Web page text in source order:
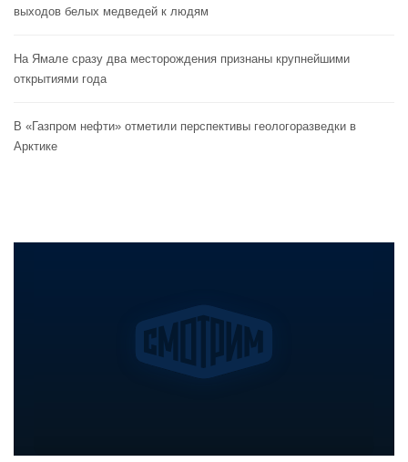
выходов белых медведей к людям
На Ямале сразу два месторождения признаны крупнейшими
открытиями года
В «Газпром нефти» отметили перспективы геологоразведки в
Арктике